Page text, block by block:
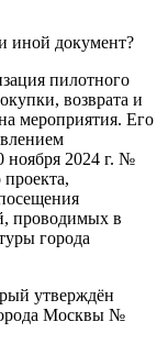
иной документ?
пилотного
возврата и
мероприятия. Его
ноября 2024 г. №
проводимых в
города
утверждён
Москвы №